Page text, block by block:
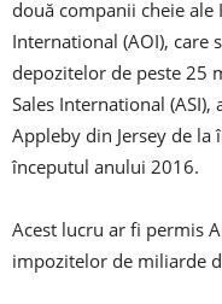
două companii cheie
International (AOI), care
depozitelor de peste 25
Sales International
Appleby din Jersey de
începutul anului 2016.
Acest lucru ar fi permis
impozitelor de miliarde